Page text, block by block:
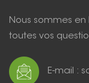
Nous sommes
toutes vos
E-mail :